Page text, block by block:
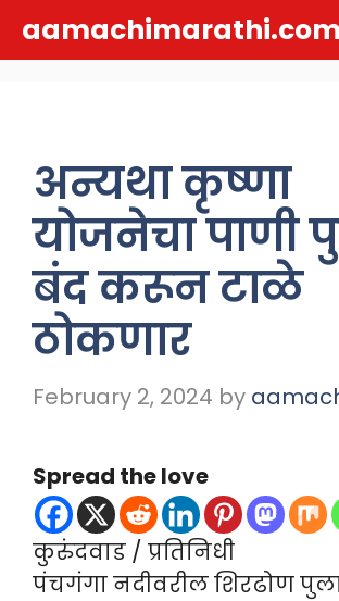
aamachimarathi.com
अन्यथा कृष्णा
योजनेचा पाणी
बंद करून टाळे
ठोकणार
February 2, 2024 by
Spread the love
कुरुंदवाड / प्रतिनिधी
पंचगंगा नदीवरील शिरढोण